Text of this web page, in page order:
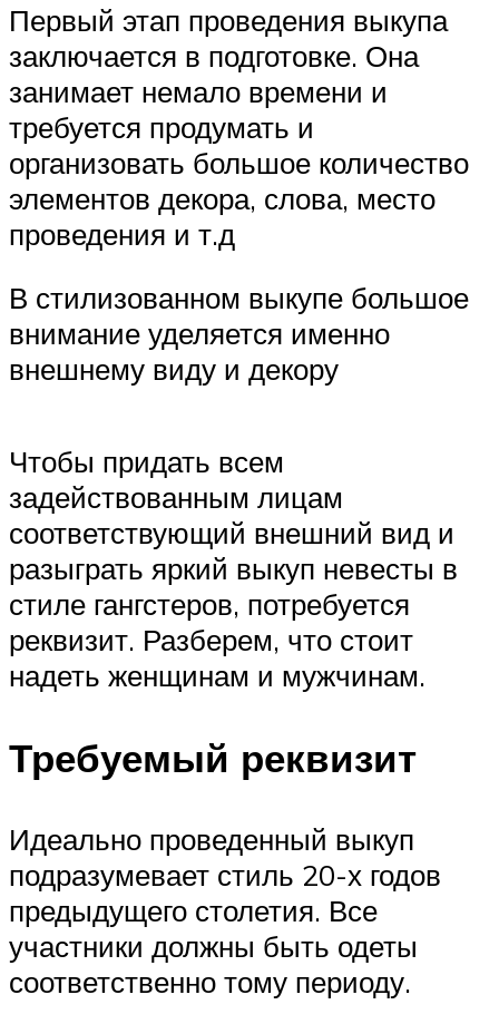
Первый этап проведения выкупа
заключается в подготовке. Она
занимает немало времени и
требуется продумать и
организовать большое количество
элементов декора, слова, место
проведения и т.д
В стилизованном выкупе большое
внимание уделяется именно
внешнему виду и декору
Чтобы придать всем
задействованным лицам
соответствующий внешний вид и
разыграть яркий выкуп невесты в
стиле гангстеров, потребуется
реквизит. Разберем, что стоит
надеть женщинам и мужчинам.
Требуемый реквизит
Идеально проведенный выкуп
подразумевает стиль 20-х годов
предыдущего столетия. Все
участники должны быть одеты
соответственно тому периоду.